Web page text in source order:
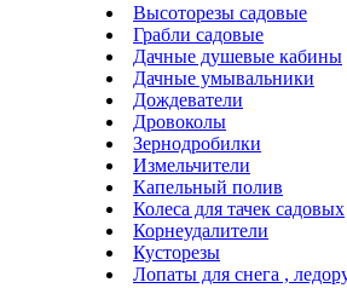
Высоторезы садовые
Грабли садовые
Дачные душевые кабины
Дачные умывальники
Дождеватели
Дровоколы
Зернодробилки
Измельчители
Капельный полив
Колеса для тачек садовых
Корнеудалители
Кусторезы
Лопаты для снега ,